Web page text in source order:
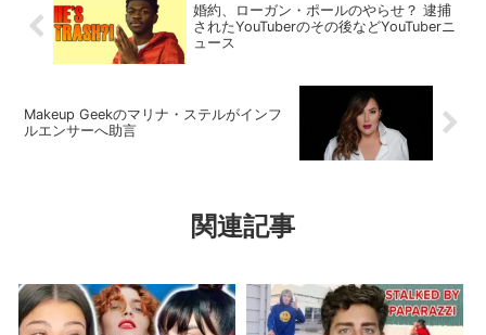
婚約、ローガン・ポールのやらせ？ 逮捕
されたYouTuberのその後などYouTuberニ
ュース
Makeup Geekのマリナ・ステルがインフ
ルエンサーへ助言
関連記事